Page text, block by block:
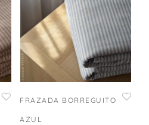
FRAZADA BORREGUITO
AZUL